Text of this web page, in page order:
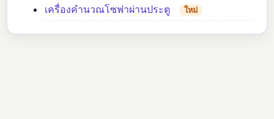
เครื่องคำนวณโซฟาผ่านประตู ใหม่